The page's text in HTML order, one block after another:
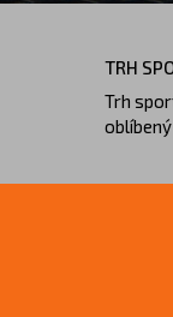
TRH
Trh
je